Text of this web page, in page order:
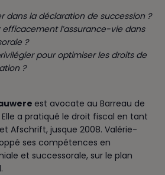
dans la déclaration de succession ?
l’assurance-vie dans
?
pour optimiser les droits de
?
est avocate au Barreau de
Elle a pratiqué le droit fiscal en tant
Afschrift, jusque 2008. Valérie-
ses compétences en
et successorale, sur le plan